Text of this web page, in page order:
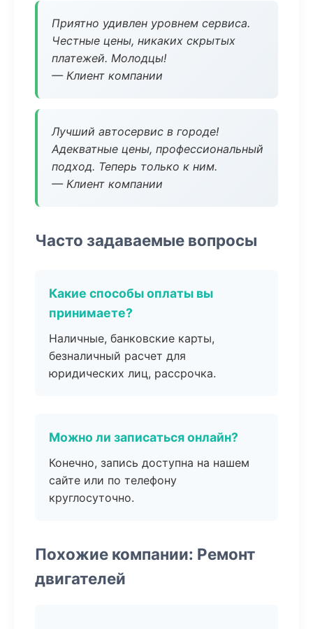
Приятно удивлен уровнем сервиса.
Честные цены, никаких скрытых
платежей. Молодцы!
— Клиент компании
Лучший автосервис в городе!
Адекватные цены, профессиональный
подход. Теперь только к ним.
— Клиент компании
Часто задаваемые вопросы
Какие способы оплаты вы
принимаете?
Наличные, банковские карты,
безналичный расчет для
юридических лиц, рассрочка.
Можно ли записаться онлайн?
Конечно, запись доступна на нашем
сайте или по телефону
круглосуточно.
Похожие компании: Ремонт
двигателей